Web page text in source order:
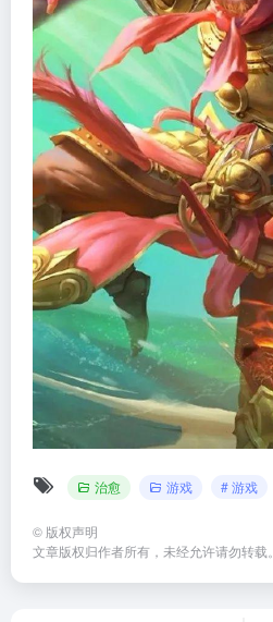
治愈 游戏 # 游戏
© 版权声明
文章版权归作者所有，未经允许请勿转载。